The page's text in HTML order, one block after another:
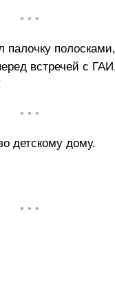
• • •
встречей с
• • •
детскому дому.
• • •